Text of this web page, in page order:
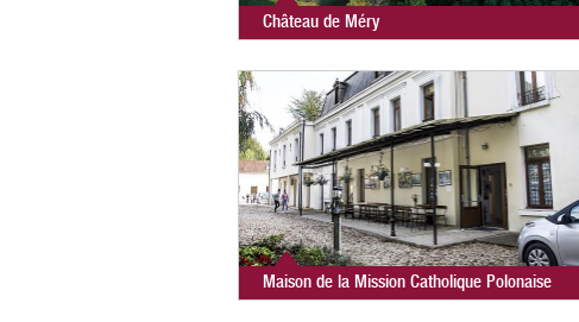
Château de Méry
Maison de la Mission Catholique Polonaise